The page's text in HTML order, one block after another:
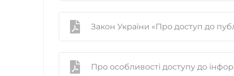
Закон України «Про доступ до
Про особливості доступу до